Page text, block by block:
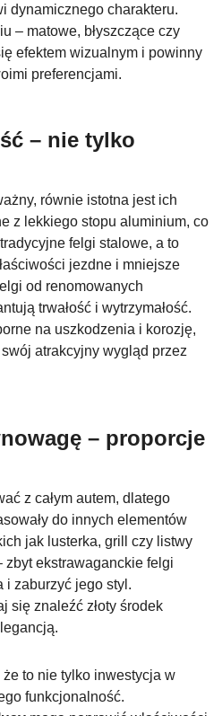
dynamicznego charakteru.
– matowe, błyszczące czy
efektem wizualnym i powinny
preferencjami.
– nie tylko
równie istotna jest ich
z lekkiego stopu aluminium, co
felgi stalowe, a to
jezdne i mniejsze
od renomowanych
trwałość i wytrzymałość.
na uszkodzenia i korozję,
atrakcyjny wygląd przez
– proporcje
z całym autem, dlatego
do innych elementów
jak lusterka, grill czy listwy
zbyt ekstrawaganckie felgi
i zaburzyć jego styl.
się znaleźć złoty środek
to nie tylko inwestycja w
funkcjonalność.